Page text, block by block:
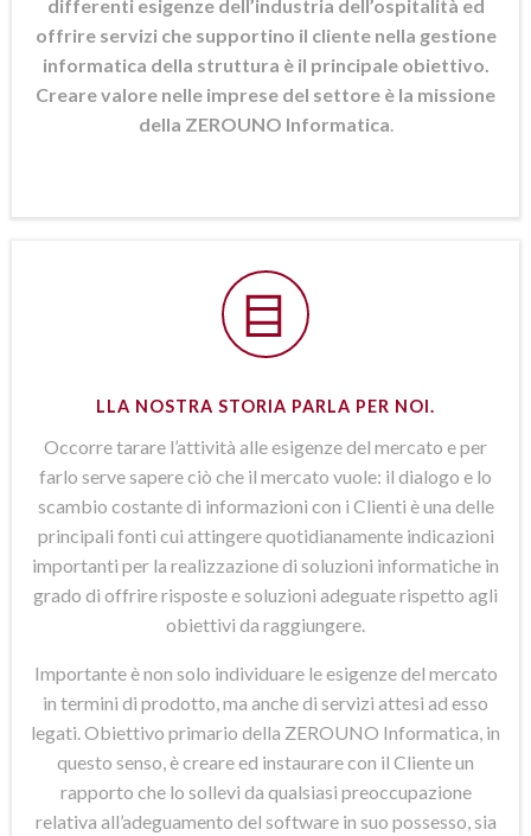
differenti esigenze dell’industria dell’ospitalità ed
offrire servizi che supportino il cliente nella gestione
informatica della struttura è il principale obiettivo.
Creare valore nelle imprese del settore è la missione
della ZEROUNO Informatica
LLA NOSTRA STORIA PARLA PER NOI.
Occorre tarare l’attività alle esigenze del mercato e per
farlo serve sapere ciò che il mercato vuole: il dialogo e lo
scambio costante di informazioni con i Clienti è una delle
principali fonti cui attingere quotidianamente indicazioni
importanti per la realizzazione di soluzioni informatiche in
grado di offrire risposte e soluzioni adeguate rispetto agli
obiettivi da raggiungere.
Importante è non solo individuare le esigenze del mercato
in termini di prodotto, ma anche di servizi attesi ad esso
legati. Obiettivo primario della ZEROUNO Informatica, in
questo senso, è creare ed instaurare con il Cliente un
rapporto che lo sollevi da qualsiasi preoccupazione
relativa all’adeguamento del software in suo possesso, sia